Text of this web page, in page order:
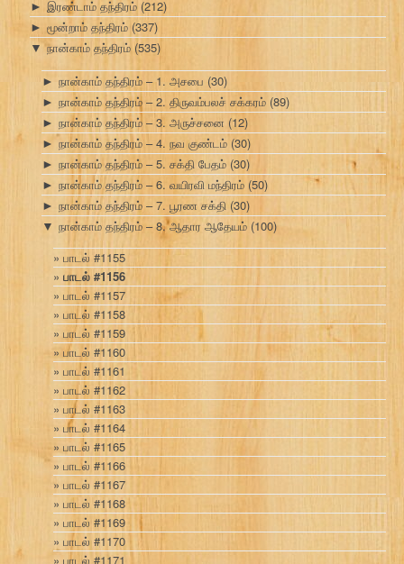
► இரண்டாம் தந்திரம் (212)
► மூன்றாம் தந்திரம் (337)
▼ நான்காம் தந்திரம் (535)
► நான்காம் தந்திரம் – 1. அசபை (30)
► நான்காம் தந்திரம் – 2. திருவம்பலச் சக்கரம் (89)
► நான்காம் தந்திரம் – 3. அருச்சனை (12)
► நான்காம் தந்திரம் – 4. நவ குண்டம் (30)
► நான்காம் தந்திரம் – 5. சக்தி பேதம் (30)
► நான்காம் தந்திரம் – 6. வயிரவி மந்திரம் (50)
► நான்காம் தந்திரம் – 7. பூரண சக்தி (30)
▼ நான்காம் தந்திரம் – 8. ஆதார ஆதேயம் (100)
பாடல் #1155
பாடல் #1156
பாடல் #1157
பாடல் #1158
பாடல் #1159
பாடல் #1160
பாடல் #1161
பாடல் #1162
பாடல் #1163
பாடல் #1164
பாடல் #1165
பாடல் #1166
பாடல் #1167
பாடல் #1168
பாடல் #1169
பாடல் #1170
பாடல் #1171